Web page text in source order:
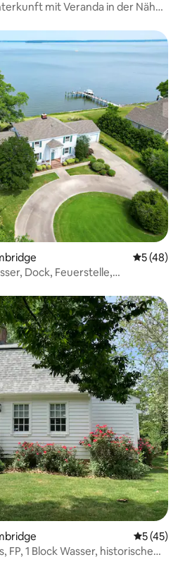
mit Veranda in der Nähe
5 (48)
Dock, Feuerstelle,
5 (45)
1 Block Wasser, historische